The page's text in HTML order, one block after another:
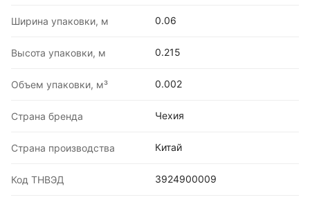
Ширина упаковки, м 0.06
Высота упаковки, м 0.215
Объем упаковки, м³ 0.002
Страна бренда Чехия
Страна производства Китай
Код ТНВЭД 3924900009